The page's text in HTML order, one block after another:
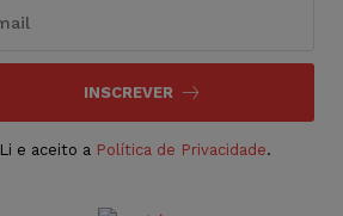
INSCREVER
Li e aceito a Política de Privacidade.